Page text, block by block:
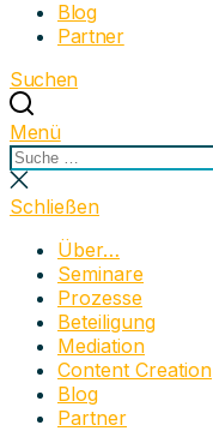
Blog
Partner
Suchen
Menü
Suchen
nach:
Suche
schließen
Schließen
Über…
Seminare
Prozesse
Beteiligung
Mediation
Content Creation
Blog
Partner